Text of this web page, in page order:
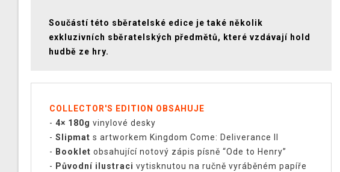
Součástí této sběratelské edice je také několik
exkluzivních sběratelských předmětů, které vzdávají hold
hudbě ze hry.
COLLECTOR'S EDITION OBSAHUJE
- 4× 180g vinylové desky
- Slipmat s artworkem Kingdom Come: Deliverance II
- Booklet obsahující notový zápis písně “Ode to Henry”
- Původní ilustraci vytisknutou na ručně vyráběném papíře